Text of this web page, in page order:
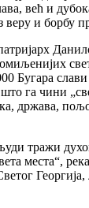
већ и
веру и борбу
Бугара
га чини
држава,
тражи
места“,